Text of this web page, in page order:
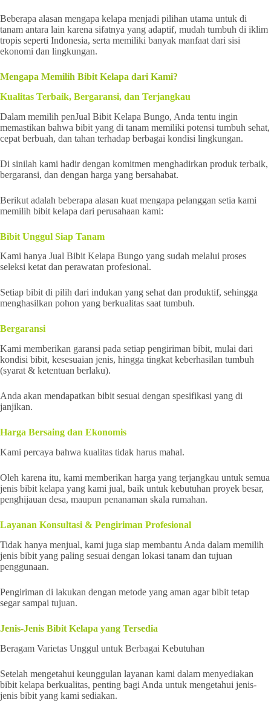
Beberapa alasan mengapa kelapa menjadi pilihan utama untuk di
tanam antara lain karena sifatnya yang adaptif, mudah tumbuh di iklim
tropis seperti Indonesia, serta memiliki banyak manfaat dari sisi
ekonomi dan lingkungan.
Mengapa Memilih Bibit Kelapa dari Kami?
Kualitas Terbaik, Bergaransi, dan Terjangkau
Dalam memilih penJual Bibit Kelapa Bungo, Anda tentu ingin
memastikan bahwa bibit yang di tanam memiliki potensi tumbuh sehat,
cepat berbuah, dan tahan terhadap berbagai kondisi lingkungan.
Di sinilah kami hadir dengan komitmen menghadirkan produk terbaik,
bergaransi, dan dengan harga yang bersahabat.
Berikut adalah beberapa alasan kuat mengapa pelanggan setia kami
memilih bibit kelapa dari perusahaan kami:
Bibit Unggul Siap Tanam
Kami hanya Jual Bibit Kelapa Bungo yang sudah melalui proses
seleksi ketat dan perawatan profesional.
Setiap bibit di pilih dari indukan yang sehat dan produktif, sehingga
menghasilkan pohon yang berkualitas saat tumbuh.
Bergaransi
Kami memberikan garansi pada setiap pengiriman bibit, mulai dari
kondisi bibit, kesesuaian jenis, hingga tingkat keberhasilan tumbuh
(syarat & ketentuan berlaku).
Anda akan mendapatkan bibit sesuai dengan spesifikasi yang di
janjikan.
Harga Bersaing dan Ekonomis
Kami percaya bahwa kualitas tidak harus mahal.
Oleh karena itu, kami memberikan harga yang terjangkau untuk semua
jenis bibit kelapa yang kami jual, baik untuk kebutuhan proyek besar,
penghijauan desa, maupun penanaman skala rumahan.
Layanan Konsultasi & Pengiriman Profesional
Tidak hanya menjual, kami juga siap membantu Anda dalam memilih
jenis bibit yang paling sesuai dengan lokasi tanam dan tujuan
penggunaan.
Pengiriman di lakukan dengan metode yang aman agar bibit tetap
segar sampai tujuan.
Jenis-Jenis Bibit Kelapa yang Tersedia
Beragam Varietas Unggul untuk Berbagai Kebutuhan
Setelah mengetahui keunggulan layanan kami dalam menyediakan
bibit kelapa berkualitas, penting bagi Anda untuk mengetahui jenis-
jenis bibit yang kami sediakan.